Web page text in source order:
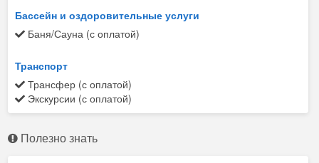
Бассейн и оздоровительные услуги
Баня/Сауна (с оплатой)
Транспорт
Трансфер (с оплатой)
Экскурсии (с оплатой)
Полезно знать